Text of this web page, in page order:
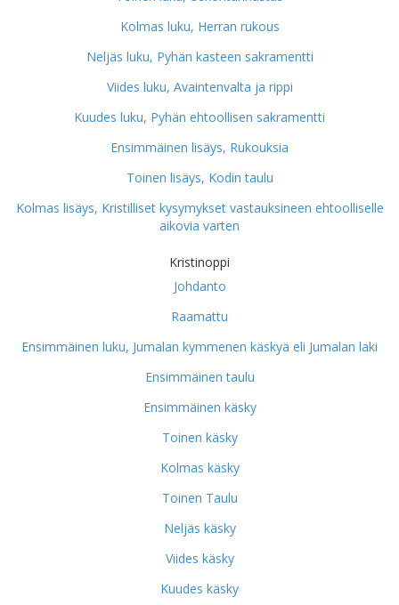
Kolmas luku, Herran rukous
Neljäs luku, Pyhän kasteen sakramentti
Viides luku, Avaintenvalta ja rippi
Kuudes luku, Pyhän ehtoollisen sakramentti
Ensimmäinen lisäys, Rukouksia
Toinen lisäys, Kodin taulu
Kolmas lisäys, Kristilliset kysymykset vastauksineen ehtoolliselle
aikovia varten
Kristinoppi
Johdanto
Raamattu
Ensimmäinen luku, Jumalan kymmenen käskyä eli Jumalan laki
Ensimmäinen taulu
Ensimmäinen käsky
Toinen käsky
Kolmas käsky
Toinen Taulu
Neljäs käsky
Viides käsky
Kuudes käsky